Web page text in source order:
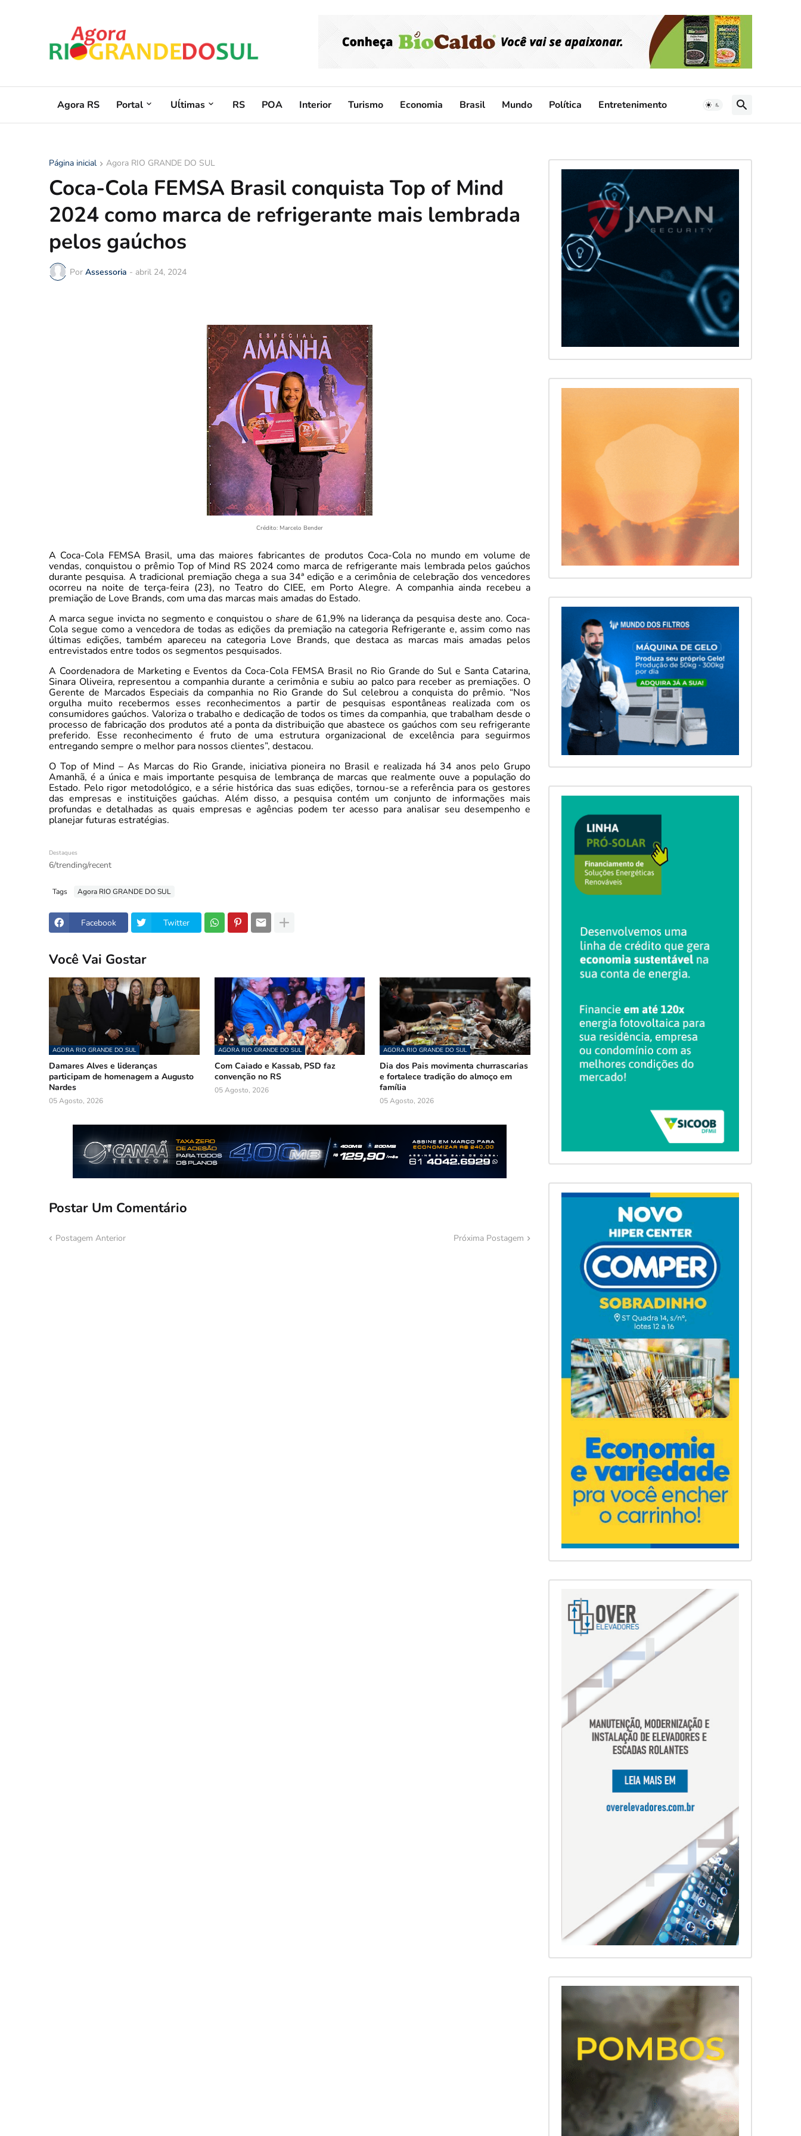
Agora RS Portal Uĺtimas RS POA Interior Turismo Economia Brasil Mundo Política Entretenimento
Página inicial Agora RIO GRANDE DO SUL
Coca-Cola FEMSA Brasil conquista Top of Mind
2024 como marca de refrigerante mais lembrada
pelos gaúchos
Por Assessoria - abril 24, 2024
Crédito: Marcelo Bender
A Coca-Cola FEMSA Brasil, uma das maiores fabricantes de produtos Coca-Cola no mundo em volume de
vendas, conquistou o prêmio Top of Mind RS 2024 como marca de refrigerante mais lembrada pelos gaúchos
durante pesquisa. A tradicional premiação chega a sua 34ª edição e a cerimônia de celebração dos vencedores
ocorreu na noite de terça-feira (23), no Teatro do CIEE, em Porto Alegre. A companhia ainda recebeu a
premiação de Love Brands, com uma das marcas mais amadas do Estado.
A marca segue invicta no segmento e conquistou o share de 61,9% na liderança da pesquisa deste ano. Coca-
Cola segue como a vencedora de todas as edições da premiação na categoria Refrigerante e, assim como nas
últimas edições, também apareceu na categoria Love Brands, que destaca as marcas mais amadas pelos
entrevistados entre todos os segmentos pesquisados.
A Coordenadora de Marketing e Eventos da Coca-Cola FEMSA Brasil no Rio Grande do Sul e Santa Catarina,
Sinara Oliveira, representou a companhia durante a cerimônia e subiu ao palco para receber as premiações. O
Gerente de Marcados Especiais da companhia no Rio Grande do Sul celebrou a conquista do prêmio. “Nos
orgulha muito recebermos esses reconhecimentos a partir de pesquisas espontâneas realizada com os
consumidores gaúchos. Valoriza o trabalho e dedicação de todos os times da companhia, que trabalham desde o
processo de fabricação dos produtos até a ponta da distribuição que abastece os gaúchos com seu refrigerante
preferido. Esse reconhecimento é fruto de uma estrutura organizacional de excelência para seguirmos
entregando sempre o melhor para nossos clientes”, destacou.
O Top of Mind – As Marcas do Rio Grande, iniciativa pioneira no Brasil e realizada há 34 anos pelo Grupo
Amanhã, é a única e mais importante pesquisa de lembrança de marcas que realmente ouve a população do
Estado. Pelo rigor metodológico, e a série histórica das suas edições, tornou-se a referência para os gestores
das empresas e instituições gaúchas. Além disso, a pesquisa contém um conjunto de informações mais
profundas e detalhadas as quais empresas e agências podem ter acesso para analisar seu desempenho e
planejar futuras estratégias.
Destaques
6/trending/recent
Tags Agora RIO GRANDE DO SUL
Facebook Twitter
Você Vai Gostar
AGORA RIO GRANDE DO SUL
Damares Alves e lideranças
participam de homenagem a Augusto
Nardes
05 Agosto, 2026
AGORA RIO GRANDE DO SUL
Com Caiado e Kassab, PSD faz
convenção no RS
05 Agosto, 2026
AGORA RIO GRANDE DO SUL
Dia dos Pais movimenta churrascarias
e fortalece tradição do almoço em
família
05 Agosto, 2026
Postar Um Comentário
Postagem Anterior Próxima Postagem